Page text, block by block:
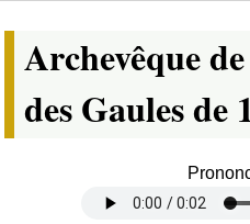
Archevêque
des Gaules de